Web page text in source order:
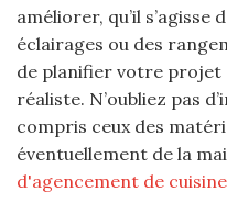
améliorer, qu’il s’agisse
éclairages ou des
de planifier votre projet
réaliste. N’oubliez pas
compris ceux des
éventuellement de la
d'agencement de